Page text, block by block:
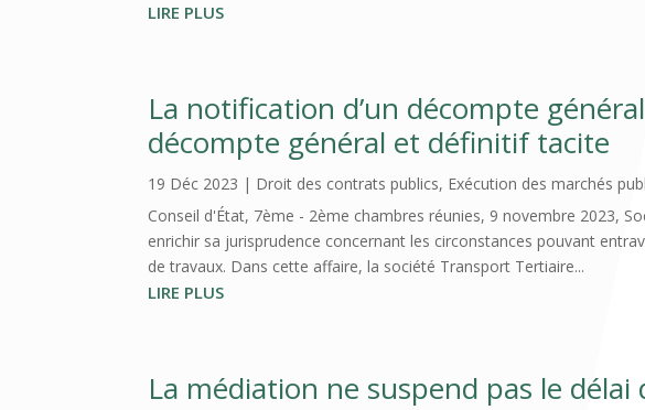
LIRE PLUS
La notification d’un décompte
décompte général et définitif tacite
19 Déc 2023 | Droit des contrats publics, Exécution des marchés
Conseil d'État, 7ème - 2ème chambres réunies, 9 novembre 2023,
enrichir sa jurisprudence concernant les circonstances pouvant
de travaux. Dans cette affaire, la société Transport Tertiaire...
LIRE PLUS
La médiation ne suspend pas le délai